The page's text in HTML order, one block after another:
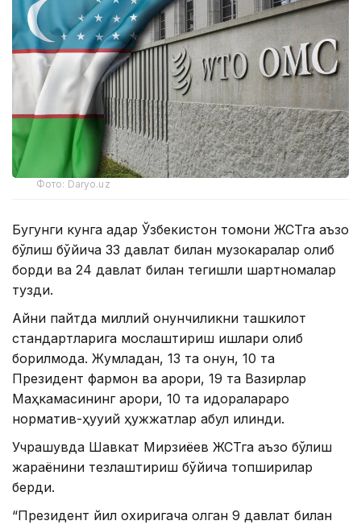
Фото: Daryo.uz
Бугунги кунга қадар Ўзбекистон томони ЖСТга аъзо
бўлиш бўйича 33 давлат билан музокаралар олиб
борди ва 24 давлат билан тегишли шартномалар
тузди.
Айни пайтда миллий қонунчиликни ташкилот
стандартларига мослаштириш ишлари олиб
борилмоқда. Жумладан, 13 та қонун, 10 та
Президент фармон ва қарори, 19 та Вазирлар
Маҳкамасининг қарори, 10 та идоралараро
норматив-ҳуқуқий ҳужжатлар қабул қилинди.
Учрашувда Шавкат Мирзиёев ЖСТга аъзо бўлиш
жараёнини тезлаштириш бўйича топшириқлар
берди.
“Президент йил охиригача қолган 9 давлат билан